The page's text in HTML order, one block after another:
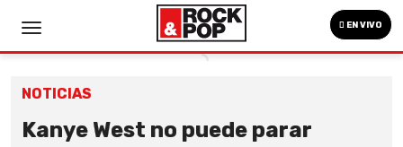
EN VIVO
NOTICIAS
Kanye West no puede parar